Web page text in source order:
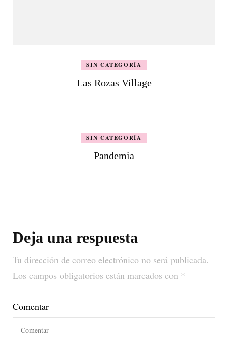
SIN CATEGORÍA
Las Rozas Village
SIN CATEGORÍA
Pandemia
Deja una respuesta
Tu dirección de correo electrónico no será publicada.
Los campos obligatorios están marcados con *
Comentar